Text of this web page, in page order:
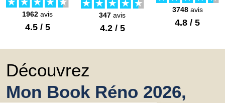
1962 avis
4.5 / 5
347 avis
4.2 / 5
3748avis
4.8 / 5
Découvrez
Mon Book Réno 2026,